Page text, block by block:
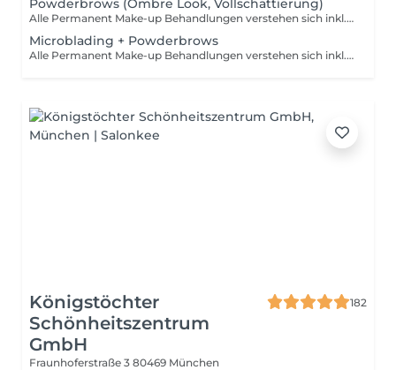
Powderbrows (Ombre Look, Vollschattierung)
Alle Permanent Make-up Behandlungen verstehen sich inkl. einer Nachbehandlung.
Microblading + Powderbrows
Alle Permanent Make-up Behandlungen verstehen sich inkl. einer Nachbehandlung.
Königstöchter
Schönheitszentrum
GmbH
182
Fraunhoferstraße 3 80469 München